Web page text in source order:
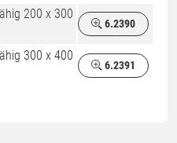
200 x 300
6.2390
300 x 400
6.2391